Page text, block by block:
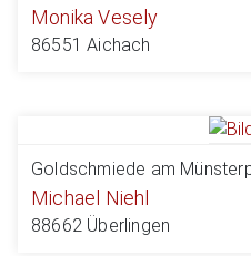
Monika Vesely
86551 Aichach
Goldschmiede am
Michael Niehl
88662 Überlingen